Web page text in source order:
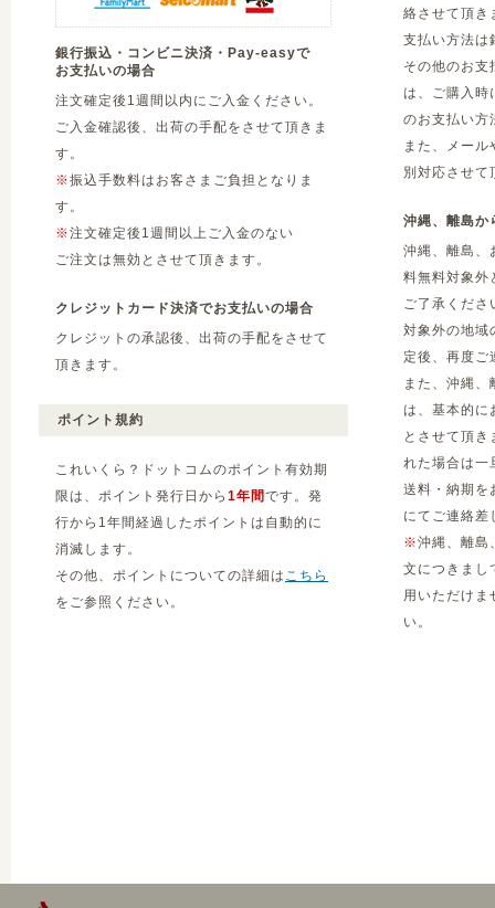
銀行振込・コンビニ決済・Pay-easyで
お支払いの場合
注文確定後1週間以内にご入金ください。
ご入金確認後、出荷の手配をさせて頂きま
す。
※振込手数料はお客さまご負担となりま
す。
※注文確定後1週間以上ご入金のない
ご注文は無効とさせて頂きます。
クレジットカード決済でお支払いの場合
クレジットの承認後、出荷の手配をさせて
頂きます。
ポイント規約
これいくら？ドットコムのポイント有効期
限は、ポイント発行日から 1年間です。発
行から1年間経過したポイントは自動的に
消滅します。
その他、ポイントについての詳細は こちら
をご参照ください。
絡させて頂き
支払い方法は
その他のお支
は、ご購入時
のお支払い方
また、メー
別対応させて
沖縄、離島か
沖縄、離島、
料無料対象外
ご了承くださ
対象外の地域
定後、再度ご
また、沖縄
は、基本的に
とさせて頂
れた場合は一
送料・納期を
にてご連絡差
※沖縄、離島
文につきまし
用いただけま
い。